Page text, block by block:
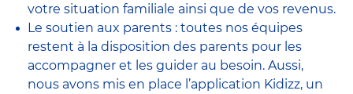
votre situation familiale ainsi que de vos revenus.
Le soutien aux parents : toutes nos équipes
restent à la disposition des parents pour les
accompagner et les guider au besoin. Aussi,
nous avons mis en place l’application Kidizz, un